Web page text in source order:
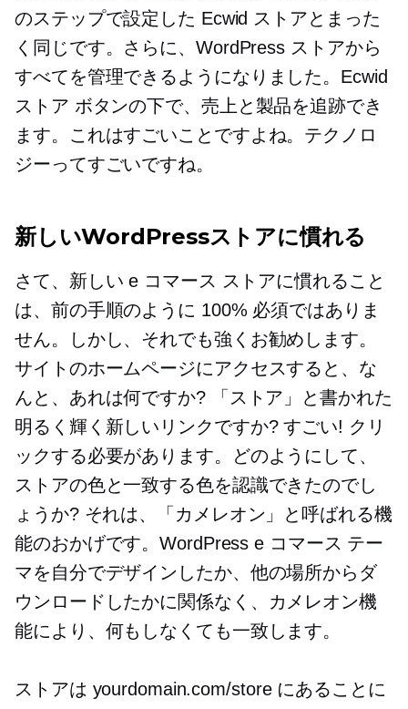
のステップで設定した Ecwid ストアとまった
く同じです。さらに、WordPress ストアから
すべてを管理できるようになりました。Ecwid
ストア ボタンの下で、売上と製品を追跡でき
ます。これはすごいことですよね。テクノロ
ジーってすごいですね。
新しいWordPressストアに慣れる
さて、新しい e コマース ストアに慣れること
は、前の手順のように 100% 必須ではありま
せん。しかし、それでも強くお勧めします。
サイトのホームページにアクセスすると、な
んと、あれは何ですか? 「ストア」と書かれた
明るく輝く新しいリンクですか? すごい! クリ
ックする必要があります。どのようにして、
ストアの色と一致する色を認識できたのでし
ょうか? それは、「カメレオン」と呼ばれる機
能のおかげです。WordPress e コマース テー
マを自分でデザインしたか、他の場所からダ
ウンロードしたかに関係なく、カメレオン機
能により、何もしなくても一致します。
ストアは yourdomain.com/store にあることに